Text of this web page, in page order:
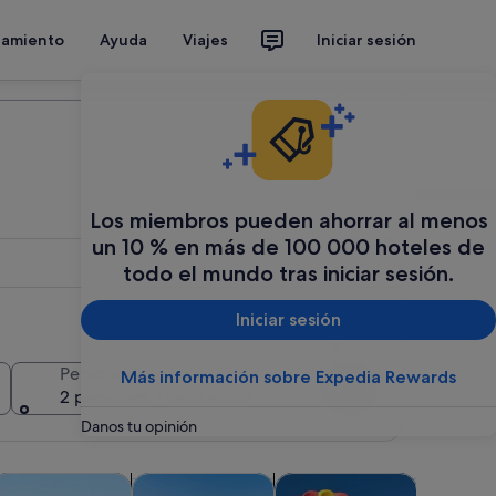
Ayuda Viajes Iniciar sesión
Los miembros pueden ahorrar al menos
un 10 % en más de 100 000 hoteles de
todo el mundo tras iniciar sesión.
Iniciar sesión
Más información sobre Expedia Rewards
Danos tu opinión
Añadir varias fechas o destinos
Personas
2 personas, 1 habitación
Buscar
en una pestaña nueva
nocturna Se abre en una pestaña nueva
acuáticas Se abre en una pestaña nueva
Atracciones Se abre en una pestaña nueva
Visitas acuáticas y cruceros
Parques